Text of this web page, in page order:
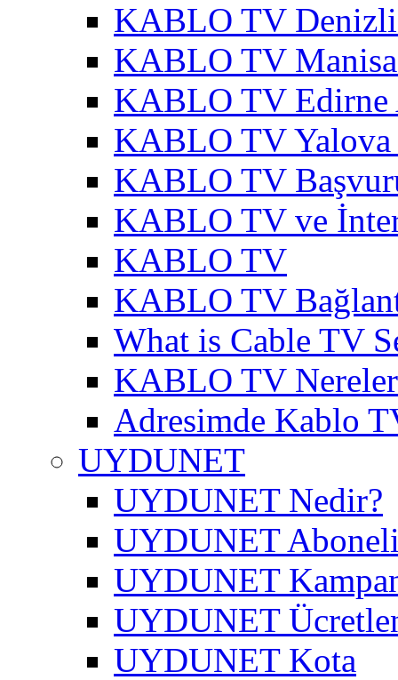
KABLO TV
KABLO TV
KABLO TV Edirne
KABLO TV
KABLO TV
KABLO TV ve
KABLO TV
KABLO TV
What is Cable TV
KABLO TV
Adresimde Kablo
UYDUNET
UYDUNET Nedir?
UYDUNET
UYDUNET
UYDUNET
UYDUNET Kota